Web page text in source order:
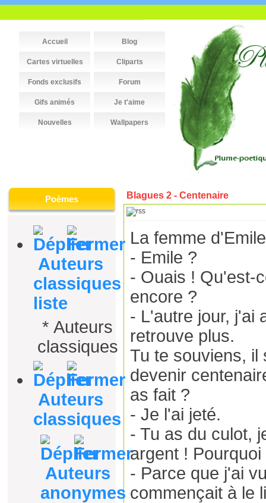
Accueil Blog
Cartes virtuelles Cliparts
Fonds exclusifs Forum
Gifs animés Je t'aime
Nouvelles Wallpapers
Poèmes
Auteurs
classiques
liste
* Auteurs
classiques
Auteurs
classiques
Auteurs
anonymes
Blagues 2 - Centenaire
La femme
- Emile ?
- Ouais ! Qu'est-
encore ?
- L'autre jour, j'ai
retrouve plus.
Tu te souviens, il
devenir
as fait ?
- Je l'ai jeté.
- Tu as du culot,
argent !
- Parce que j'ai
commençait à le